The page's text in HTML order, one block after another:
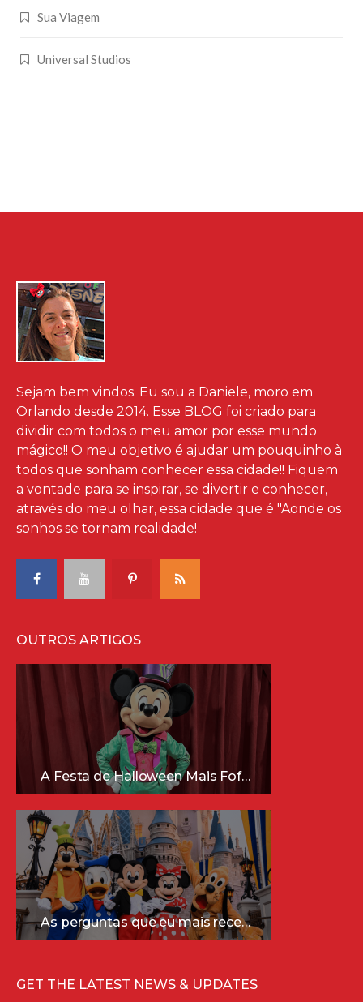
Sua Viagem
Universal Studios
Sejam bem vindos. Eu sou a Daniele, moro em
Orlando desde 2014. Esse BLOG foi criado para
dividir com todos o meu amor por esse mundo
mágico!! O meu objetivo é ajudar um pouquinho à
todos que sonham conhecer essa cidade!! Fiquem
a vontade para se inspirar, se divertir e conhecer,
através do meu olhar, essa cidade que é "Aonde os
sonhos se tornam realidade!
OUTROS ARTIGOS
A Festa de Halloween Mais Fofa da Disney Está Chegando!
As perguntas que eu mais recebo sobre a Disney (e as respostas mais sinceras!)
GET THE LATEST NEWS & UPDATES